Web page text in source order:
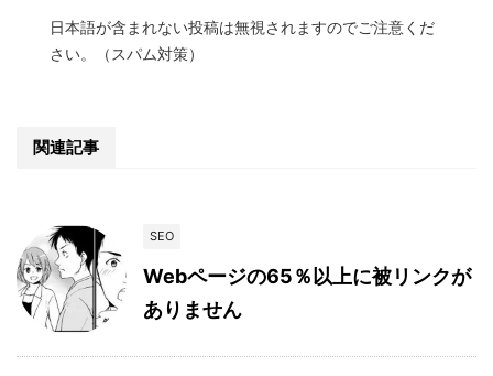
日本語が含まれない投稿は無視されますのでご注意くだ
さい。（スパム対策）
関連記事
SEO
Webページの65％以上に被リンクが
ありません